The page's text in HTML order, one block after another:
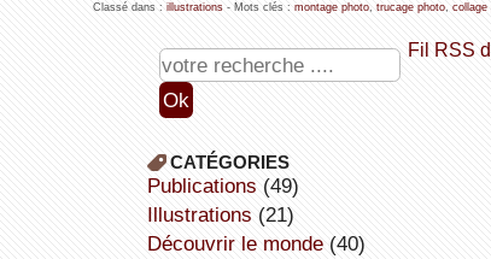
Classé dans : illustrations- Mots clés : montage photo, trucage photo, collage
Fil RSS
CATÉGORIES
publications (49)
illustrations (21)
découvrir le monde(40)